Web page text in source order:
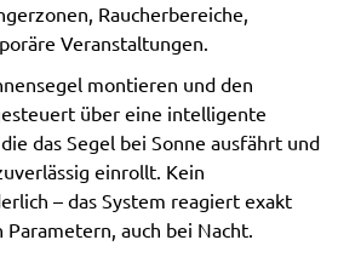
Raucherbereiche,
Veranstaltungen.
montieren und den
über eine intelligente
das Segel bei Sonne ausfährt und
einrollt. Kein
– das System reagiert exakt
auch bei Nacht.